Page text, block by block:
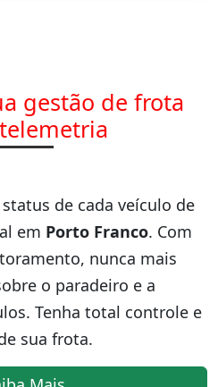
gestão de frota
de cada veículo de
em Porto Franco. Com
nunca mais
o paradeiro e a
Tenha total controle e
sua frota.